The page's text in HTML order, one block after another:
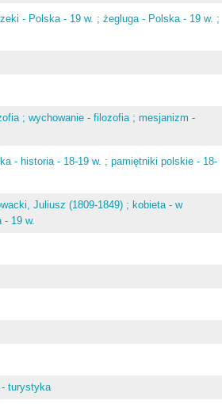
- Polska - 19 w. ; żegluga - Polska - 19 w. ;
; wychowanie - filozofia ; mesjanizm -
- historia - 18-19 w. ; pamiętniki polskie - 18-
Juliusz (1809-1849) ; kobieta - w
- 19 w.
- turystyka